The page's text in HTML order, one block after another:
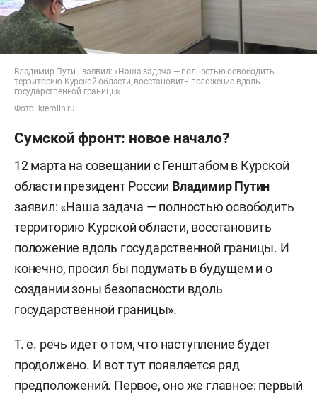
Владимир Путин заявил: «Наша задача — полностью освободить
территорию Курской области, восстановить положение вдоль
государственной границы»
Фото: kremlin.ru
Сумской фронт: новое начало?
12 марта на совещании с Генштабом в Курской
области президент России Владимир Путин
заявил: «Наша задача — полностью освободить
территорию Курской области, восстановить
положение вдоль государственной границы. И
конечно, просил бы подумать в будущем и о
создании зоны безопасности вдоль
государственной границы».
Т. е. речь идет о том, что наступление будет
продолжено. И вот тут появляется ряд
предположений. Первое, оно же главное: первый